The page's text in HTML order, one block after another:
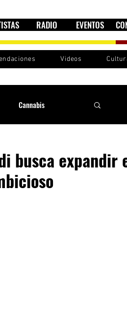
RADIO EVENTOS
Videos
Cannabis
Sesiones RootsLand
busca expandir